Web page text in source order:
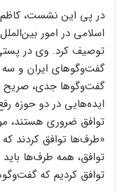
در پی این نشست، کاظم
اسلامی در امور
توصیف کرد. وی در
گفت‌وگوهای ایران و سه
گفت‌وگوها جدی، صریح
ایده‌هایی در دو حوزه
توافق ضروری هستند،
«طرف‌ها توافق کردند که
توافق، همه طرف‌ها
توافق کردیم که